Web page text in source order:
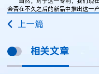
会否在不久之后的新品中推出这一
上一篇
相关文章